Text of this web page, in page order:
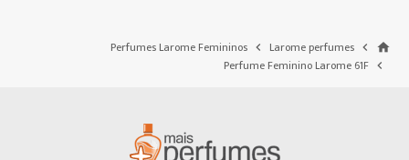
home

Larome perfumes

Perfumes Larome Femininos

Perfume Feminino Larome 61F